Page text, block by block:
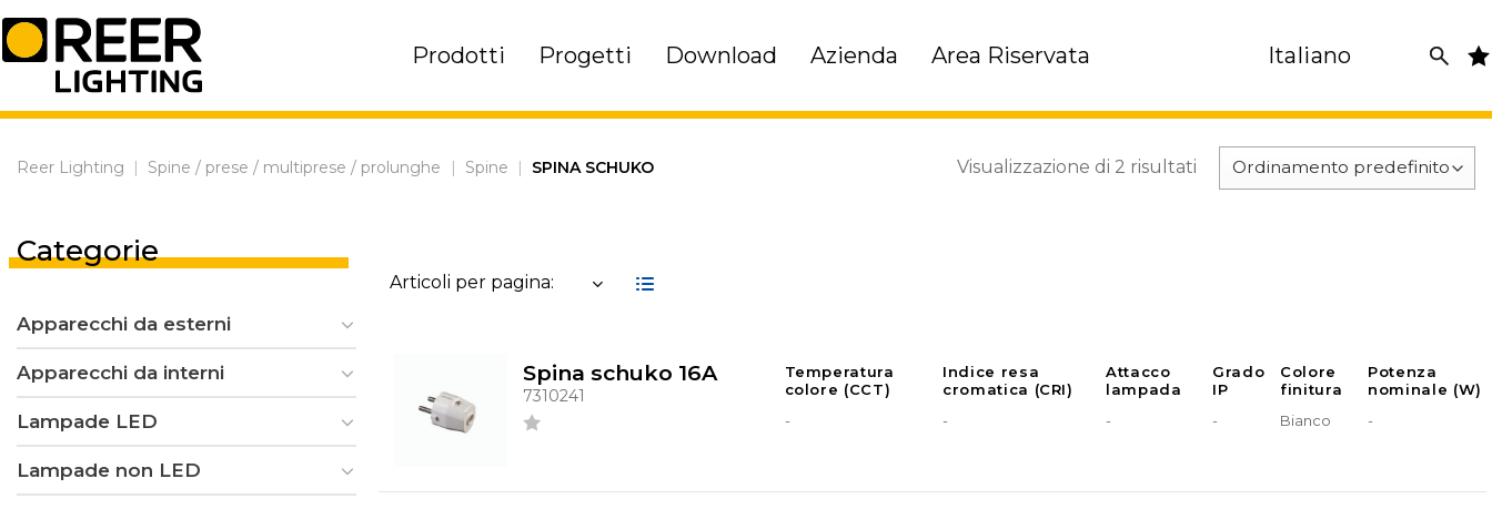
Skip
to
content
Prodotti Progetti Download Azienda Area Riservata Italiano
Reer Lighting Spine / prese / multiprese / prolunghe Spine SPINA SCHUKO Visualizzazione di 2 risultati
Categorie
Apparecchi da esterni
Apparecchi da interni
Lampade LED
Lampade non LED
Articoli per pagina:
Spina schuko 16A
7310241
Temperatura
colore (CCT)
Indice resa
cromatica (CRI)
Attacco
lampada
Grado
IP
Colore
finitura
Potenza
nominale (W)
-
- - - Bianco -